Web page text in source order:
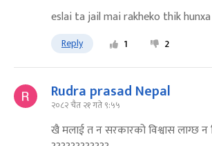
eslai ta jail mai rakheko thik hunxa
Reply 1 2
Rudra prasad Nepal
२०८२ चैत २१ गते ९:५५
खै मलाई त न सरकारको विश्वास लाग्छ न